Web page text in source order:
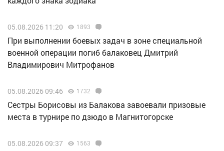
05.08.2026 11:20 1893
При выполнении боевых задач в зоне специальной
военной операции погиб балаковец Дмитрий
Владимирович Митрофанов
05.08.2026 09:46 1732
Сестры Борисовы из Балакова завоевали призовые
места в турнире по дзюдо в Магнитогорске
05.08.2026 09:37 1563